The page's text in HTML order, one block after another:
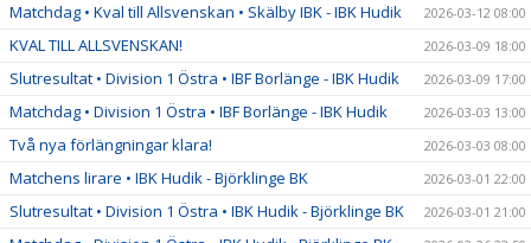
Matchdag • Kval till Allsvenskan • Skälby IBK - IBK Hudik 2026-03-12 08:00
KVAL TILL ALLSVENSKAN! 2026-03-09 18:00
Slutresultat • Division 1 Östra • IBF Borlänge - IBK Hudik 2026-03-09 17:00
Matchdag • Division 1 Östra • IBF Borlänge - IBK Hudik 2026-03-03 13:00
Två nya förlängningar klara! 2026-03-03 08:00
Matchens lirare • IBK Hudik - Björklinge BK 2026-03-01 22:00
Slutresultat • Division 1 Östra • IBK Hudik - Björklinge BK 2026-03-01 21:00